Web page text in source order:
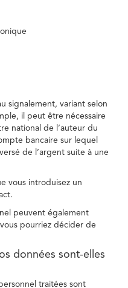
signalement, variant selon
il peut être nécessaire
national de l’auteur du
bancaire sur lequel
de l’argent suite à une
vous introduisez un
peuvent également
pourriez décider de
données sont-elles
traitées sont